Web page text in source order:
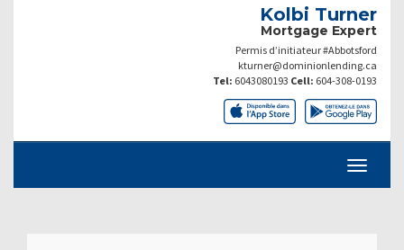
Kolbi Turner
Mortgage Expert
Permis d’initiateur #Abbotsford
kturner@dominionlending.ca
Tel: 6043080193 Cell: 604-308-0193